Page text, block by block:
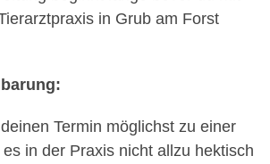
in Grub am Forst
Termin möglichst zu einer
in der Praxis nicht allzu hektisch